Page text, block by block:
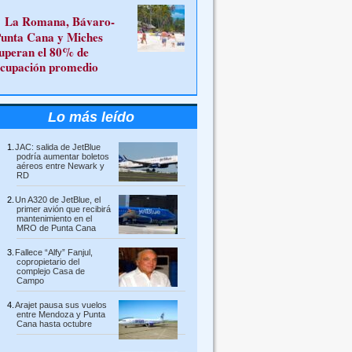
La Romana, Bávaro-
Cana y Miches
el 80% de
promedio
Lo más leído
JAC: salida de JetBlue
podría aumentar boletos
aéreos entre Newark y
RD
Un A320 de JetBlue, el
primer avión que recibirá
mantenimiento en el
MRO de Punta Cana
Fallece “Alfy” Fanjul,
copropietario del
complejo Casa de
Campo
Arajet pausa sus vuelos
entre Mendoza y Punta
Cana hasta octubre